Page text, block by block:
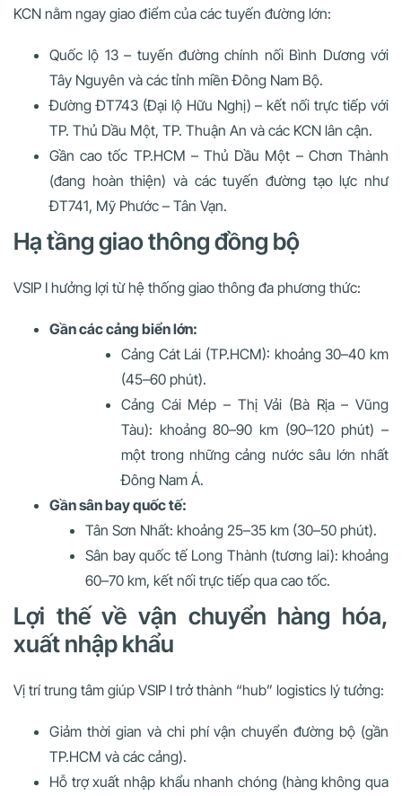
KCN nằm ngay giao điểm của các tuyến đường lớn:
Quốc lộ 13 – tuyến đường chính nối Bình Dương với
Tây Nguyên và các tỉnh miền Đông Nam Bộ.
Đường ĐT743 (Đại lộ Hữu Nghị) – kết nối trực tiếp với
TP. Thủ Dầu Một, TP. Thuận An và các KCN lân cận.
Gần cao tốc TP.HCM – Thủ Dầu Một – Chơn Thành
(đang hoàn thiện) và các tuyến đường tạo lực như
ĐT741, Mỹ Phước – Tân Vạn.
Hạ tầng giao thông đồng bộ
VSIP I hưởng lợi từ hệ thống giao thông đa phương thức:
Gần các cảng biển lớn:
Cảng Cát Lái (TP.HCM): khoảng 30–40 km
(45–60 phút).
Cảng Cái Mép – Thị Vải (Bà Rịa – Vũng
Tàu): khoảng 80–90 km (90–120 phút) –
một trong những cảng nước sâu lớn nhất
Đông Nam Á.
Gần sân bay quốc tế:
Tân Sơn Nhất: khoảng 25–35 km (30–50 phút).
Sân bay quốc tế Long Thành (tương lai): khoảng
60–70 km, kết nối trực tiếp qua cao tốc.
Lợi thế về vận chuyển hàng hóa,
xuất nhập khẩu
Vị trí trung tâm giúp VSIP I trở thành “hub” logistics lý tưởng:
Giảm thời gian và chi phí vận chuyển đường bộ (gần
TP.HCM và các cảng).
Hỗ trợ xuất nhập khẩu nhanh chóng (hàng không qua